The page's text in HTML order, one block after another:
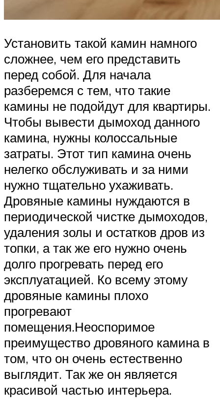
Установить такой камин намного
сложнее, чем его представить
перед собой. Для начала
разберемся с тем, что такие
камины не подойдут для квартиры.
Чтобы вывести дымоход данного
камина, нужны колоссальные
затраты. Этот тип камина очень
нелегко обслуживать и за ними
нужно тщательно ухаживать.
Дровяные камины нуждаются в
периодической чистке дымоходов,
удаления золы и остатков дров из
топки, а так же его нужно очень
долго прогревать перед его
эксплуатацией. Ко всему этому
дровяные камины плохо
прогревают
помещения.Неоспоримое
преимущество дровяного камина в
том, что он очень естественно
выглядит. Так же он является
красивой частью интерьера.